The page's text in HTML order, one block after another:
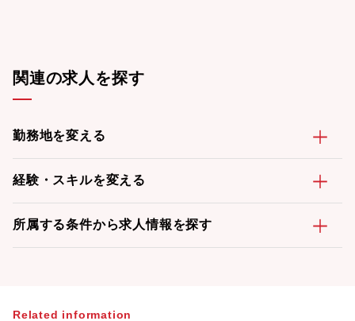
関連の求人を探す
勤務地を変える
経験・スキルを変える
所属する条件から求人情報を探す
Related information